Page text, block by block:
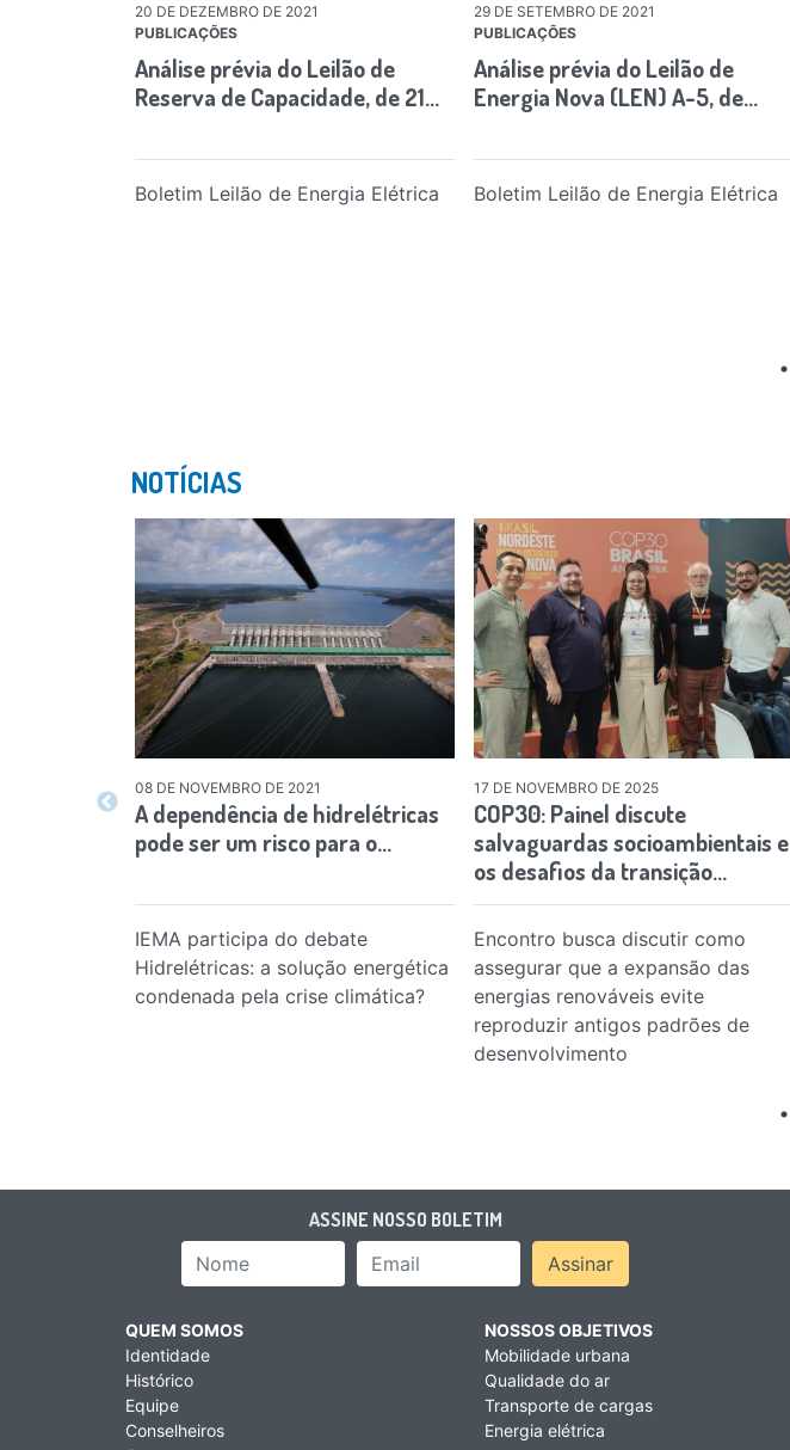
20 DE DEZEMBRO DE 2021
PUBLICAÇÕES
Análise prévia do Leilão de
Reserva de Capacidade, de 21…
Boletim Leilão de Energia Elétrica
29 DE SETEMBRO DE 2021
PUBLICAÇÕES
Análise prévia do Leilão de
Energia Nova (LEN) A-5, de…
Boletim Leilão de Energia Elétrica
NOTÍCIAS
08 DE NOVEMBRO DE 2021
A dependência de hidrelétricas
pode ser um risco para o…
IEMA participa do debate
Hidrelétricas: a solução energética
condenada pela crise climática?
17 DE NOVEMBRO DE 2025
COP30: Painel discute
salvaguardas socioambientais e
os desafios da transição…
Encontro busca discutir como
assegurar que a expansão das
energias renováveis evite
reproduzir antigos padrões de
desenvolvimento
ASSINE NOSSO BOLETIM
Email AddressAssinar
QUEM SOMOS
Identidade
Histórico
Equipe
Conselheiros
NOSSOS OBJETIVOS
Mobilidade urbana
Qualidade do ar
Transporte de cargas
Energia elétrica